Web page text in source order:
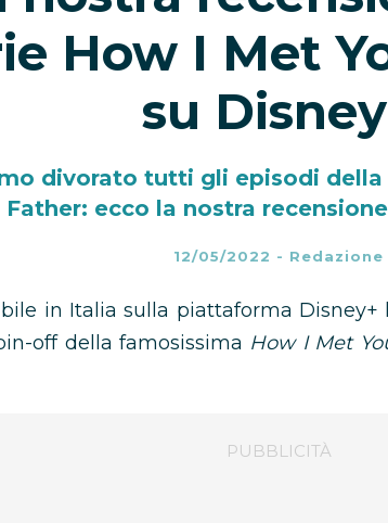
How I Met
su
divorato tutti gli episodi della
Father: ecco la nostra
12/05/2022 - Redazione
in Italia sulla piattaforma Disney+
off della famosissima How I Met